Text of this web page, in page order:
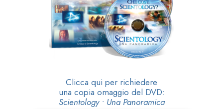
Clicca qui per richiedere
una copia omaggio del DVD:
Scientology • Una Panoramica